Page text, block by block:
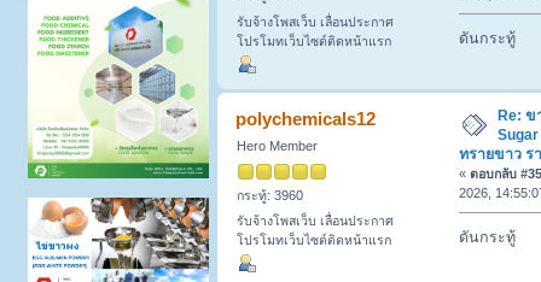
รับจ้างโพสเว็บ เลื่อนประกาศ
โปรโมทเว็บไซต์ติดหน้าแรก
ดันกระทู้
polychemicals12
Hero Member
กระทู้: 3960
รับจ้างโพสเว็บ เลื่อนประกาศ
โปรโมทเว็บไซต์ติดหน้าแรก
Re: ข
ทรายขาว ร
« ตอบกลับ
2026,
ดันกระทู้